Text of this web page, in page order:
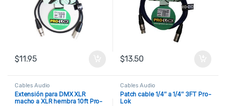
$11.95 $13.50
Cables Audio
Extensión para DMX XLR
macho a XLR hembra 10ft Pro-
Cables Audio
Patch cable 1/4″ a 1/4″ 3FT Pro-
Lok